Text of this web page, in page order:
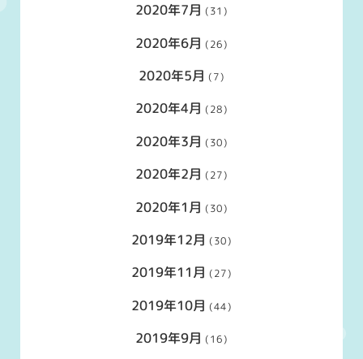
2020年7月 (31)
2020年6月 (26)
2020年5月 (7)
2020年4月 (28)
2020年3月 (30)
2020年2月 (27)
2020年1月 (30)
2019年12月 (30)
2019年11月 (27)
2019年10月 (44)
2019年9月 (16)